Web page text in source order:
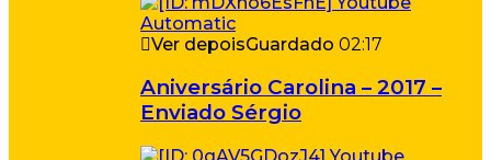
Ver depoisGuardado 02:17
Aniversário Carolina – 2017 –
Enviado Sérgio